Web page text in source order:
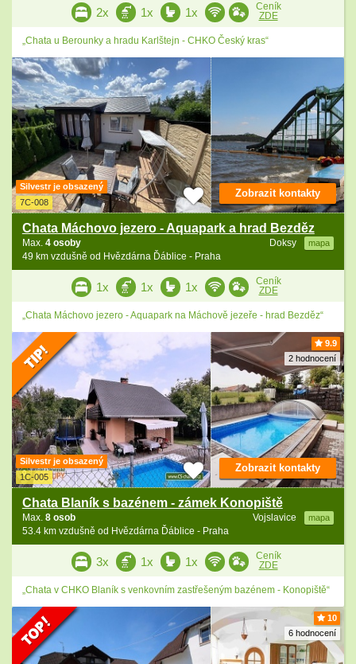
2x 1x 1x
Ceník
ZDE
„Chata u Berounky a hradu Karlštejn - CHKO Český kras“
Silvestr je obsazený
7C-008
Chata Máchovo jezero - Aquapark a hrad Bezděz
Doksy mapa
Max. 4 osoby
49 km vzdušně od Hvězdárna Ďáblice - Praha
Zobrazit kontakty
1x 1x 1x
Ceník
ZDE
„Chata Máchovo jezero - Aquapark na Máchově jezeře - hrad Bezděz“
9.9
2 hodnocení
Silvestr je obsazený
1C-005
Chata Blaník s bazénem - zámek Konopiště
Vojslavice mapa
Max. 8 osob
53.4 km vzdušně od Hvězdárna Ďáblice - Praha
Zobrazit kontakty
3x 1x 1x
Ceník
ZDE
„Chata v CHKO Blaník s venkovním zastřešeným bazénem - Konopiště“
10
6 hodnocení